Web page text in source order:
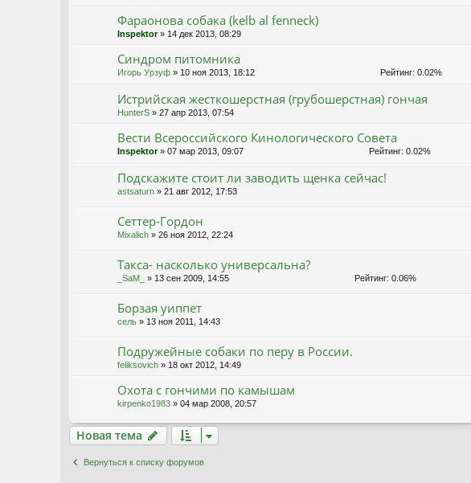
Фараонова собака (kelb al fenneck)
Inspektor» 14 дек 2013, 08:29
Синдром питомника
Игорь Урзуф» 10 ноя 2013, 18:12 Рейтинг: 0.02%
Истрийская жесткошерстная (грубошерстная) гончая
HunterS» 27 апр 2013, 07:54
Вести Всероссийского Кинологического Совета
Inspektor» 07 мар 2013, 09:07 Рейтинг: 0.02%
Подскажите стоит ли заводить щенка сейчас!
astsaturn» 21 авг 2012, 17:53
Сеттер-Гордон
Mixalich» 26 ноя 2012, 22:24
Такса- насколько универсальна?
_SaM_ » 13 сен 2009, 14:55 Рейтинг: 0.06%
Борзая уиппет
сель» 13 ноя 2011, 14:43
Подружейные собаки по перу в России.
feliksovich» 18 окт 2012, 14:49
Охота с гончими по камышам
kirpenko1983» 04 мар 2008, 20:57
Новая тема
Новая тема
Вернуться к списку форумов